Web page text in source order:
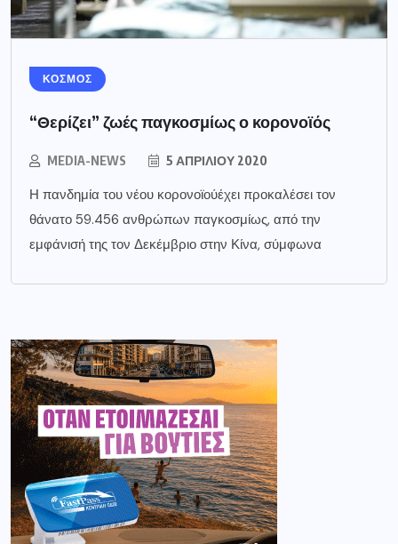
ΚΟΣΜΟΣ
“Θερίζει” ζωές παγκοσμίως ο κορονοϊός
MEDIA-NEWS 5 ΑΠΡΙΛΊΟΥ 2020
Η πανδημία του νέου κορονοϊούέχει προκαλέσει τον
θάνατο 59.456 ανθρώπων παγκοσμίως, από την
εμφάνισή της τον Δεκέμβριο στην Κίνα, σύμφωνα